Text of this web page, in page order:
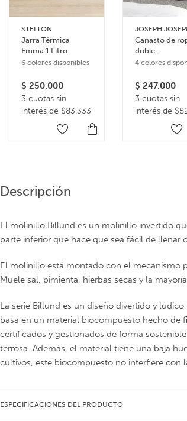
STELTON
Jarra Térmica
Emma 1 Litro
6 colores disponibles
$ 250.000
3 cuotas sin
interés de $83.333
JOSEPH
Canasto de
doble
4 colores
$ 247.000
3 cuotas sin
interés de
Descripción
El molinillo Billund es un molinillo invertido
parte inferior que hace que sea fácil de llenar
El molinillo está montado con el mecanismo
Muele sal, pimienta, hierbas secas y la
La serie Billund es un diseño divertido y
basa en un material biocompuesto hecho de
certificados y gestionados de forma
terrosa. Además, el material tiene una baja
cultivos, este biocompuesto no interfiere con
ESPECIFICACIONES DEL PRODUCTO